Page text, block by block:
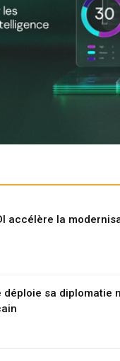
accélère la
déploie sa